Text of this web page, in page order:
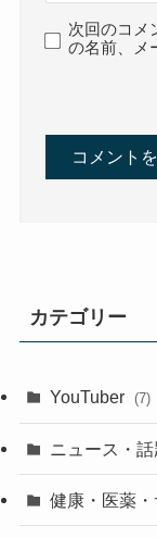
次回のコメ
の名前、メ
カテゴリー
YouTuber (7)
ニュース・
健康・医薬・